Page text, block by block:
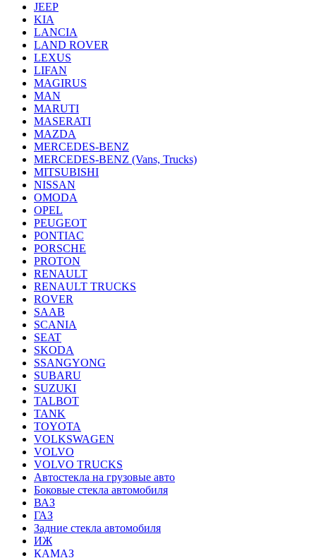
JEEP
KIA
LANCIA
LAND ROVER
LEXUS
LIFAN
MAGIRUS
MAN
MARUTI
MASERATI
MAZDA
MERCEDES-BENZ
MERCEDES-BENZ (Vans, Trucks)
MITSUBISHI
NISSAN
OMODA
OPEL
PEUGEOT
PONTIAC
PORSCHE
PROTON
RENAULT
RENAULT TRUCKS
ROVER
SAAB
SCANIA
SEAT
SKODA
SSANGYONG
SUBARU
SUZUKI
TALBOT
TANK
TOYOTA
VOLKSWAGEN
VOLVO
VOLVO TRUCKS
Автостекла на грузовые авто
Боковые стекла автомобиля
ВАЗ
ГАЗ
Задние стекла автомобиля
ИЖ
КАМАЗ